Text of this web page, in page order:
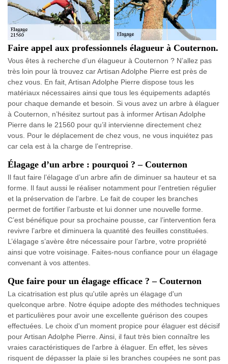
Faire appel aux professionnels élagueur à Couternon.
Vous êtes à recherche d’un élagueur à Couternon ? N’allez pas
très loin pour là trouvez car Artisan Adolphe Pierre est près de
chez vous. En fait, Artisan Adolphe Pierre dispose tous les
matériaux nécessaires ainsi que tous les équipements adaptés
pour chaque demande et besoin. Si vous avez un arbre à élaguer
à Couternon, n’hésitez surtout pas à informer Artisan Adolphe
Pierre dans le 21560 pour qu’il intervienne directement chez
vous. Pour le déplacement de chez vous, ne vous inquiétez pas
car cela est à la charge de l’entreprise.
Élagage d’un arbre : pourquoi ? – Couternon
Il faut faire l’élagage d’un arbre afin de diminuer sa hauteur et sa
forme. Il faut aussi le réaliser notamment pour l’entretien régulier
et la préservation de l’arbre. Le fait de couper les branches
permet de fortifier l’arbuste et lui donner une nouvelle forme.
C’est bénéfique pour sa prochaine pousse, car l’intervention fera
revivre l’arbre et diminuera la quantité des feuilles constituées.
L’élagage s’avère être nécessaire pour l’arbre, votre propriété
ainsi que votre voisinage. Faites-nous confiance pour un élagage
convenant à vos attentes.
Que faire pour un élagage efficace ? – Couternon
La cicatrisation est plus qu'utile après un élagage d'un
quelconque arbre. Notre équipe adopte des méthodes techniques
et particulières pour avoir une excellente guérison des coupes
effectuées. Le choix d'un moment propice pour élaguer est décisif
pour Artisan Adolphe Pierre. Ainsi, il faut très bien connaître les
vraies caractéristiques de l'arbre à élaguer. En effet, les sèves
risquent de dépasser la plaie si les branches coupées ne sont pas